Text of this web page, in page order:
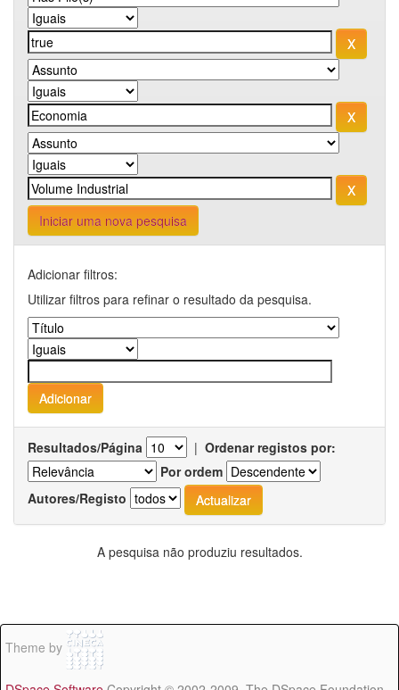
Iniciar uma nova pesquisa
Adicionar filtros:
Utilizar filtros para refinar o resultado da pesquisa.
Resultados/Página | Ordenar registos por:
Por ordem
Autores/Registo
A pesquisa não produziu resultados.
Theme by